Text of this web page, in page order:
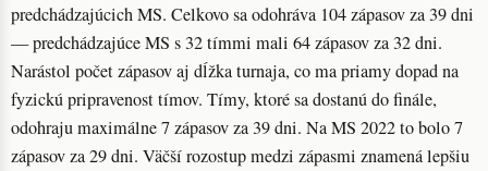
predchádzajúcich MS. Celkovo sa odohráva 104 zápasov za 39 dni
— predchádzajúce MS s 32 tímmi mali 64 zápasov za 32 dni.
Narástol počet zápasov aj dĺžka turnaja, co ma priamy dopad na
fyzickú pripravenost tímov. Tímy, ktoré sa dostanú do finále,
odohraju maximálne 7 zápasov za 39 dni. Na MS 2022 to bolo 7
zápasov za 29 dni. Väčší rozostup medzi zápasmi znamená lepšiu